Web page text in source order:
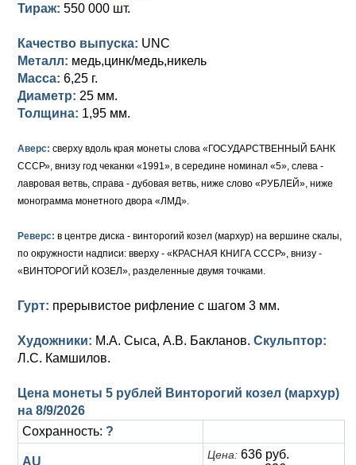
Для Речи Посполитой
Тираж: 550 000 шт.
Качество выпуска: UNC
Металл: медь,цинк/медь,никель
Масса: 6,25 г.
Диаметр: 25 мм.
Толщина: 1,95 мм.
Аверс: сверху вдоль края монеты слова «ГОСУДАРСТВЕННЫЙ БАНК
СССР», внизу год чеканки «1991», в середине номинал «5», слева -
лавровая ветвь, справа - дубовая ветвь, ниже слово «РУБЛЕЙ», ниже
монограмма монетного двора «ЛМД».
Реверс: в центре диска - винторогий козел (мархур) на вершине скалы,
по окружности надписи: вверху - «КРАСНАЯ КНИГА СССР», внизу -
«ВИНТОРОГИЙ КОЗЕЛ», разделенные двумя точками.
Гурт: прерывистое рифление с шагом 3 мм.
Художники: М.А. Сыса, А.В. Бакланов. Скульптор:
Л.С. Камшилов.
Цена монеты 5 рублей Винторогий козел (мархур)
на 8/9/2026
Сохранность: ?
AU Цена: 636 руб.